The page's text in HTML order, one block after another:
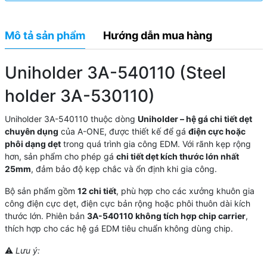
Mô tả sản phẩm Hướng dẫn mua hàng
Uniholder 3A-540110 (Steel
holder 3A-530110)
Uniholder 3A-540110 thuộc dòng Uniholder – hệ gá chi tiết dẹt
chuyên dụng của A-ONE, được thiết kế để gá điện cực hoặc
phôi dạng dẹttrong quá trình gia công EDM. Với rãnh kẹp rộng
hơn, sản phẩm cho phép gá chi tiết dẹt kích thước lớn nhất
25mm, đảm bảo độ kẹp chắc và ổn định khi gia công.
Bộ sản phẩm gồm 12 chi tiết, phù hợp cho các xưởng khuôn gia
công điện cực dẹt, điện cực bản rộng hoặc phôi thuôn dài kích
thước lớn. Phiên bản 3A-540110 không tích hợp chip carrier,
thích hợp cho các hệ gá EDM tiêu chuẩn không dùng chip.
⚠️ Lưu ý: